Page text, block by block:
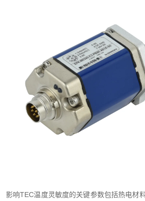
影响TEC温度灵敏度的关键参数包括热电材